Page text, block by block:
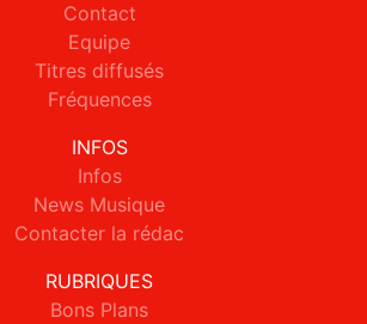
Contact
Equipe
Titres diffusés
Fréquences
INFOS
Infos
News Musique
Contacter la rédac
RUBRIQUES
Bons Plans